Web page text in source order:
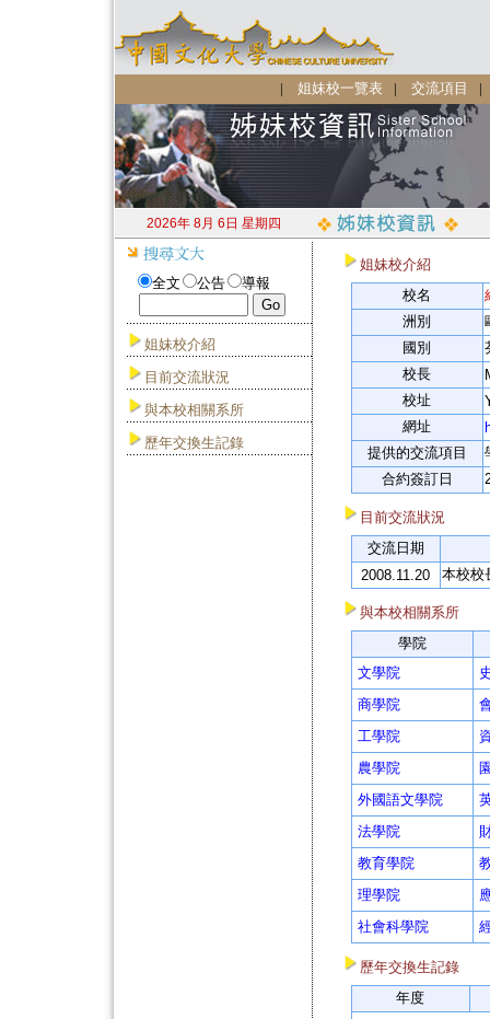
| 姐妹校一覽表 | 交流項目
2026年 8月 6日 星期四
全文 公告 導報
姐妹校介紹
目前交流狀況
與本校相關系所
歷年交換生記錄
姐妹校介紹
校名
洲別
國別
校長
校址
網址
提供的交流項目
合約簽訂日
目前交流狀況
交流日期
2008.11.20
本校校
與本校相關系所
學院
文學院
商學院
工學院
農學院
外國語文學院
法學院
教育學院
理學院
社會科學院
歷年交換生記錄
年度